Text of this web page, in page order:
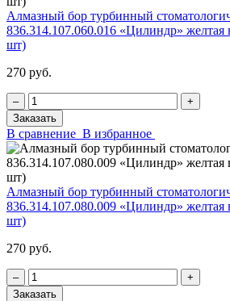
Алмазный бор турбинный
836.314.107.060.016 «Цилиндр» желтая
шт)
270 руб.
‒
+
Заказать
В сравнение В избранное
Алмазный бор турбинный
836.314.107.080.009 «Цилиндр» желтая
шт)
270 руб.
‒
+
Заказать